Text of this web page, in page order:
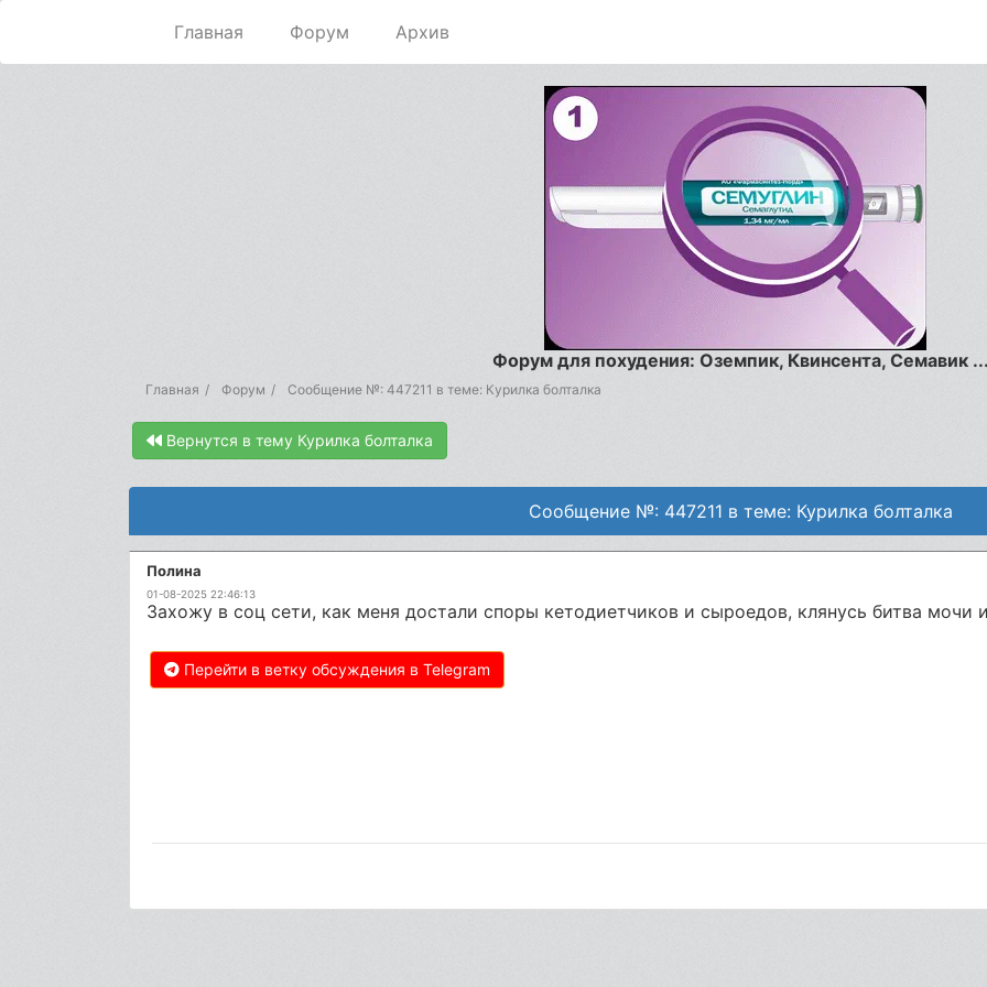
Главная Форум Архив
Форум для похудения: Оземпик, Квинсента, Семавик
Главная Форум Сообщение №: 447211 в теме: Курилка болталка
Вернутся в тему Курилка болталка
Сообщение №: 447211 в теме: Курилка болталка
Полина
01-08-2025 22:46:13
Захожу в соц сети, как меня достали споры кетодиетчиков и сыроедов, клянусь битва мочи
Перейти в ветку обсуждения в Telegram